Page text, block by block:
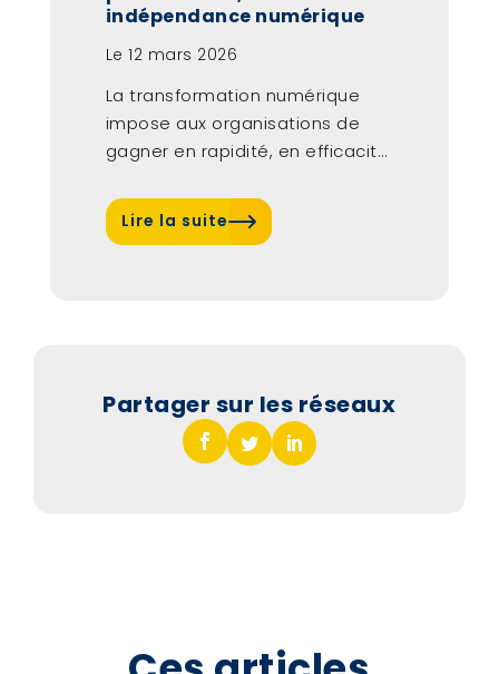
indépendance numérique
Le12 mars 2026
La transformation numérique
impose aux organisations de
gagner en rapidité, en efficacité
Lire la suite
Partager sur les réseaux